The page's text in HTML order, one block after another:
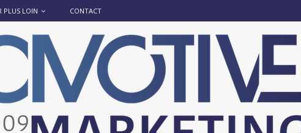
PLUS LOIN CONTACT